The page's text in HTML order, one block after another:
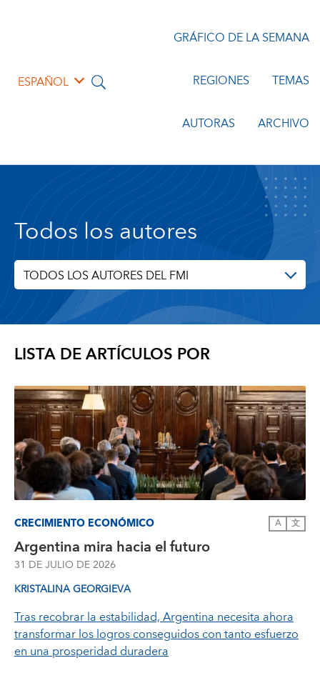
ESPAÑOL
GRÁFICO DE LA SEMANA
REGIONES TEMAS
AUTORAS ARCHIVO
Todos los autores
TODOS LOS AUTORES DEL FMI
LISTA DE ARTÍCULOS POR
CRECIMIENTO ECONÓMICO A 文
Argentina mira hacia el futuro
31 DE JULIO DE 2026
KRISTALINA GEORGIEVA
Tras recobrar la estabilidad, Argentina necesita ahora
transformar los logros conseguidos con tanto esfuerzo
en una prosperidad duradera